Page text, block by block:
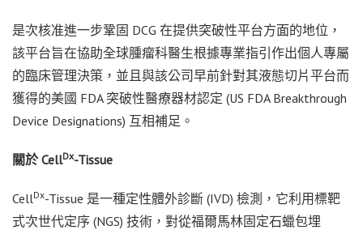
是次核准進一步鞏固 DCG 在提供突破性平台方面的地位，
該平台旨在協助全球腫瘤科醫生根據專業指引作出個人專屬
的臨床管理決策，並且與該公司早前針對其液態切片平台而
獲得的美國 FDA 突破性醫療器材認定 (US FDA Breakthrough
Device Designations) 互相補足。
關於 CellDx-Tissue
CellDx-Tissue 是一種定性體外診斷 (IVD) 檢測，它利用標靶
式次世代定序 (NGS) 技術，對從福爾馬林固定石蠟包埋